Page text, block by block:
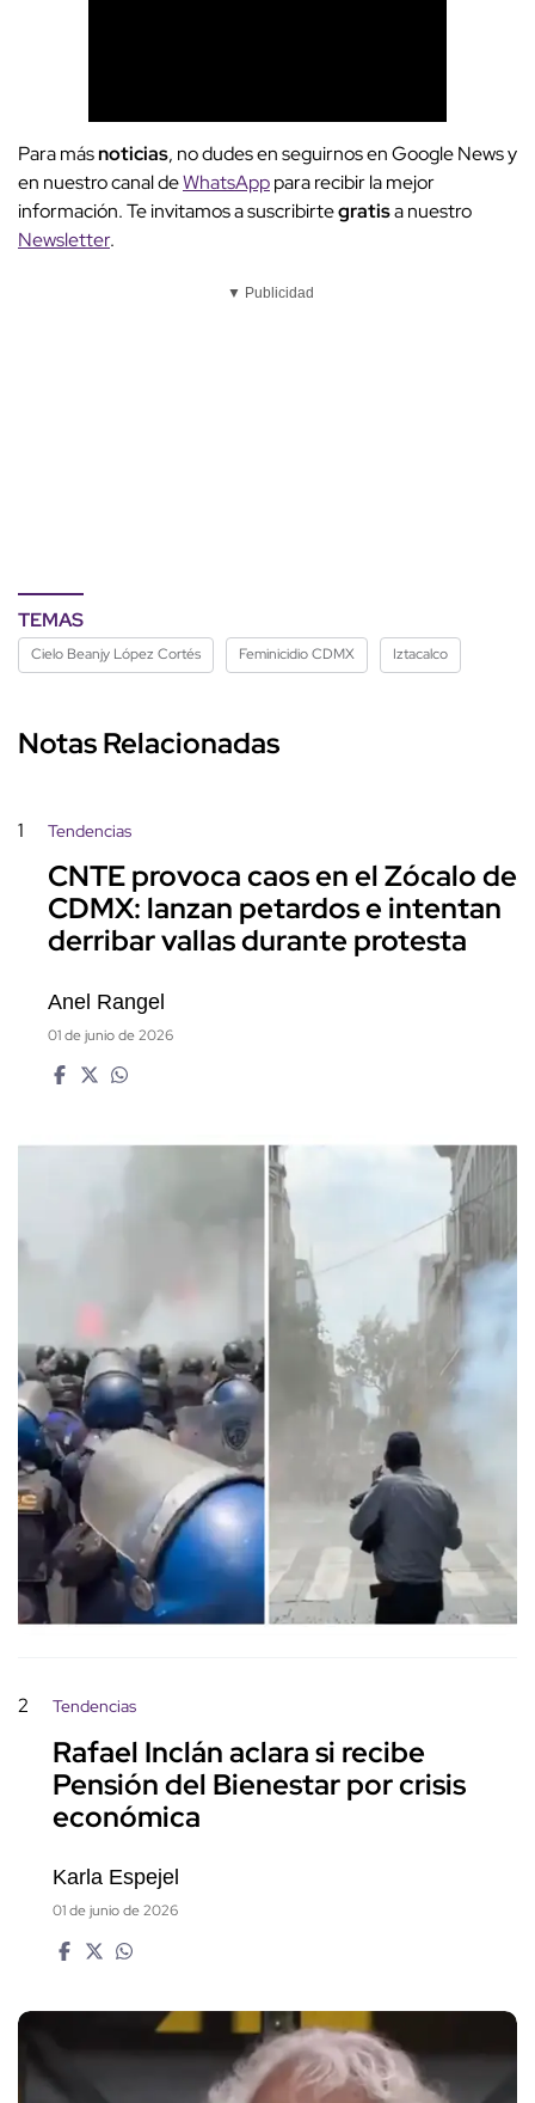
Para másnoticias, no dudes en seguirnos en Google News y
en nuestro canal deWhatsApppara recibir la mejor
información. Te invitamos a suscribirtegratisa nuestro
Newsletter.
▼ Publicidad
TEMAS
Cielo Beanjy López Cortés Feminicidio CDMX Iztacalco
Notas Relacionadas
1 Tendencias
CNTE provoca caos en el Zócalo de
CDMX: lanzan petardos e intentan
derribar vallas durante protesta
Anel Rangel
01 de junio de 2026
2 Tendencias
Rafael Inclán aclara si recibe
Pensión del Bienestar por crisis
económica
Karla Espejel
01 de junio de 2026